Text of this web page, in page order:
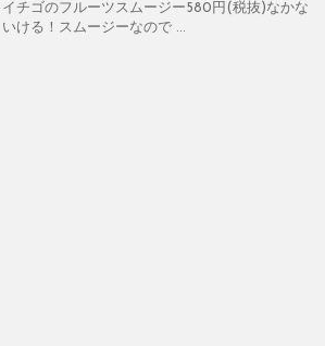
イチゴのフルーツスムージー580円(税抜)なかな
ける！スムージーなので ...